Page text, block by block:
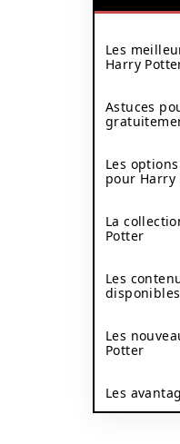
Les
Harry
Astuces
Les
pour Harry
La
Potter
Les
Les
Potter
Les